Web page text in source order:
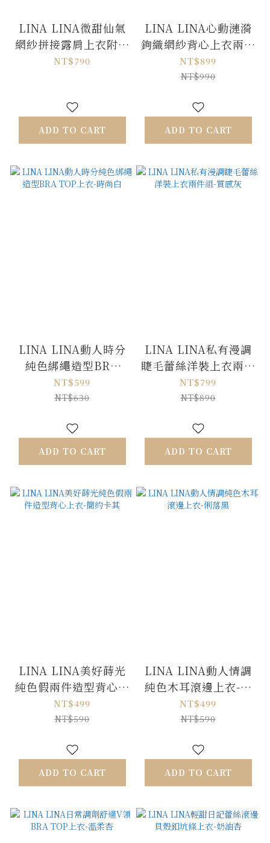
LINA LINA微甜仙氣
網紗拼接露肩上衣附繞
帶-煙燻粉
NT$790
ADD TO CART
LINA LINA心動漣漪
鉤織網紗背心上衣兩件
組-白X黑
NT$899
NT$990
ADD TO CART
LINA LINA動人時分
純色綁繩造型BRA
TOP上衣-時尚白
NT$599
NT$630
ADD TO CART
LINA LINA私有漫調
睫毛蕾絲洋裝上衣兩件
組-質感灰
NT$799
NT$890
ADD TO CART
LINA LINA美好蒔光
純色假兩件造型背心上
衣-簡約卡其
NT$499
NT$590
ADD TO CART
LINA LINA動人情調
純色木耳滾邊上衣-俐
落黑
NT$499
NT$590
ADD TO CART